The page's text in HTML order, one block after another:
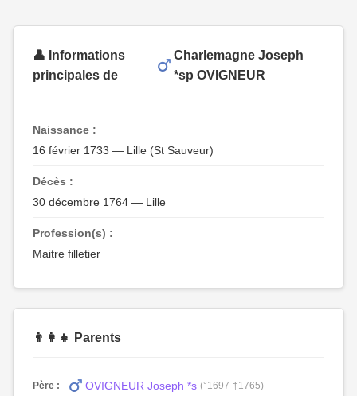
👤 Informations
principales de
Charlemagne Joseph
*sp OVIGNEUR
Naissance :
16 février 1733 — Lille (St Sauveur)
Décès :
30 décembre 1764 — Lille
Profession(s) :
Maitre filletier
👨‍👩‍👧 Parents
Père : OVIGNEUR Joseph *s (°1697-†1765)